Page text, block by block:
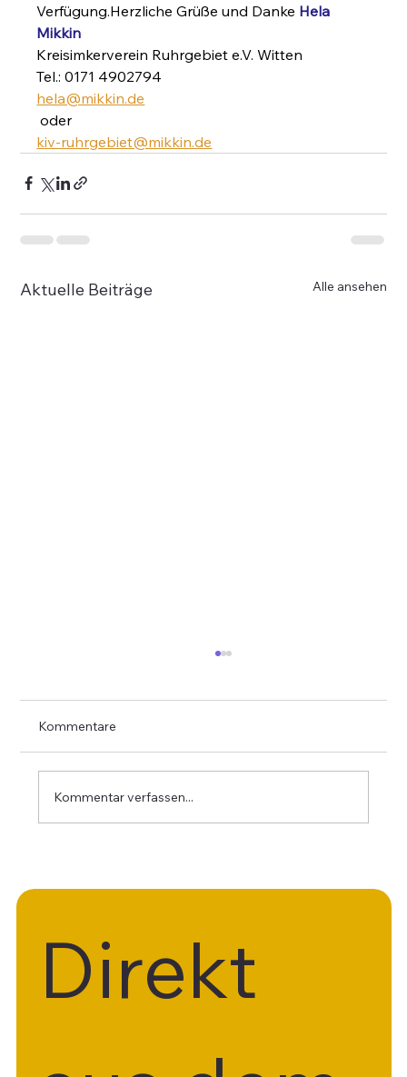
Verfügung.Herzliche Grüße und Danke Hela
Mikkin
Kreisimkerverein Ruhrgebiet e.V. Witten
Tel.: 0171 4902794
hela@mikkin.de
oder
kiv-ruhrgebiet@mikkin.de
Aktuelle Beiträge Alle ansehen
Kommentare
Kommentar verfassen...
Direkt